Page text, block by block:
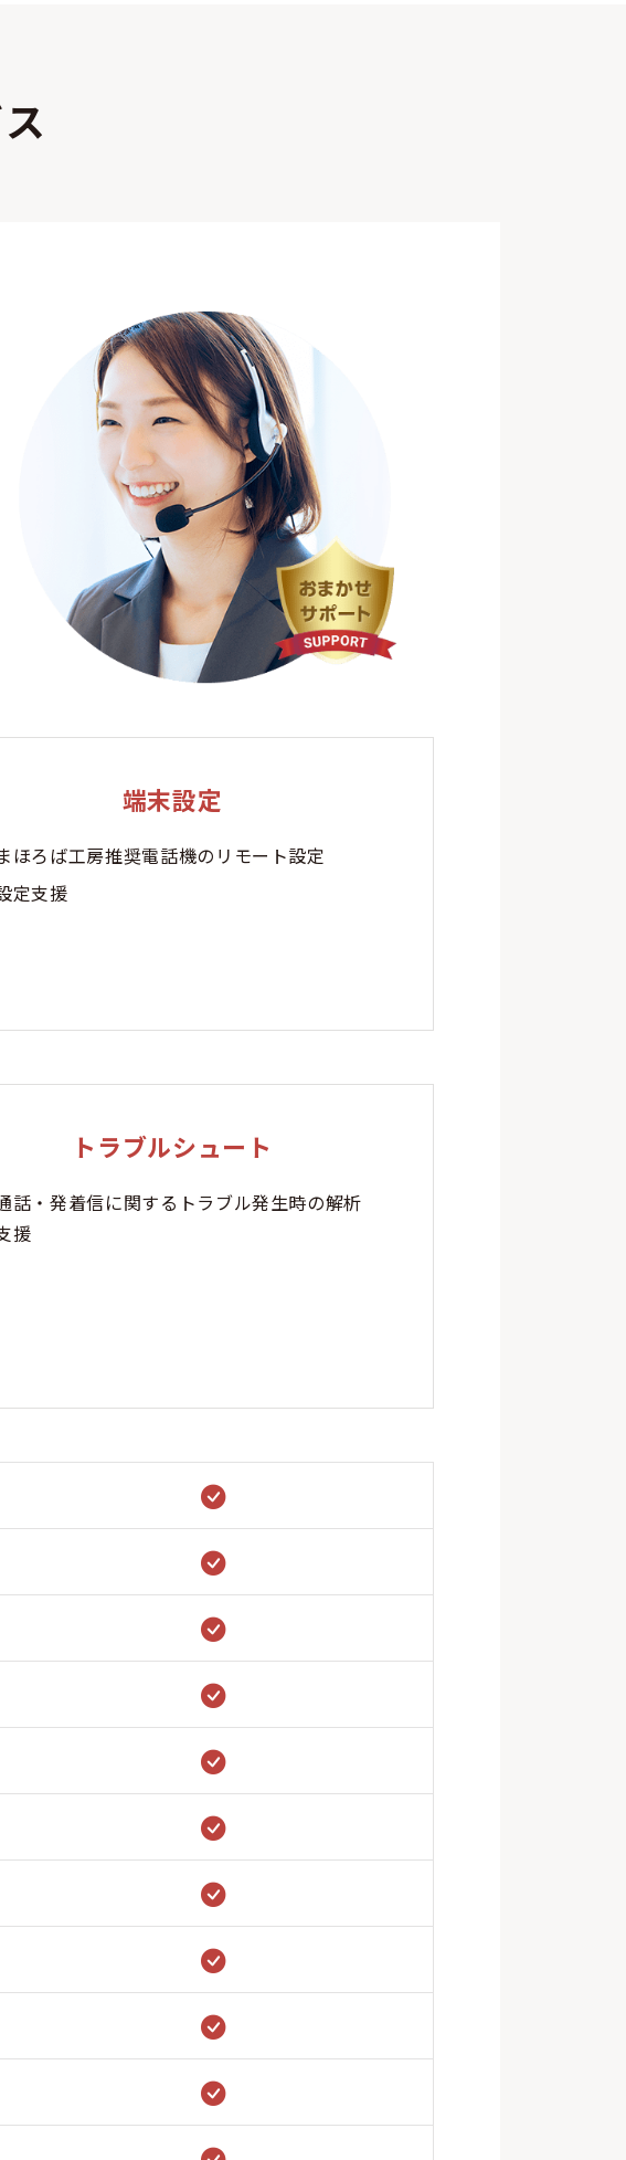
端末設定
ほろば工房推奨電話機のリモート設定
定支援
トラブルシュート
話・発着信に関するトラブル発生時の解析
援